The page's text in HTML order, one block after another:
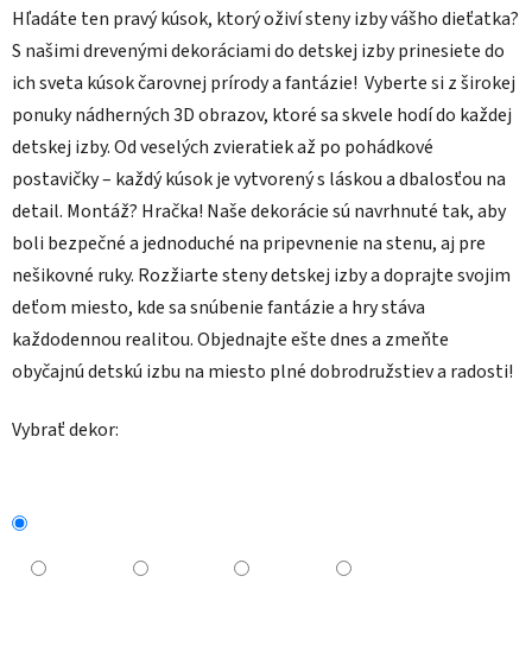
Hľadáte ten pravý kúsok, ktorý oživí steny izby vášho dieťatka?
S našimi drevenými dekoráciami do detskej izby prinesiete do
ich sveta kúsok čarovnej prírody a fantázie! Vyberte si z širokej
ponuky nádherných 3D obrazov, ktoré sa skvele hodí do každej
detskej izby. Od veselých zvieratiek až po pohádkové
postavičky – každý kúsok je vytvorený s láskou a dbalosťou na
detail. Montáž? Hračka! Naše dekorácie sú navrhnuté tak, aby
boli bezpečné a jednoduché na pripevnenie na stenu, aj pre
nešikovné ruky. Rozžiarte steny detskej izby a doprajte svojim
deťom miesto, kde sa snúbenie fantázie a hry stáva
každodennou realitou. Objednajte ešte dnes a zmeňte
obyčajnú detskú izbu na miesto plné dobrodružstiev a radosti!
Vybrať dekor: